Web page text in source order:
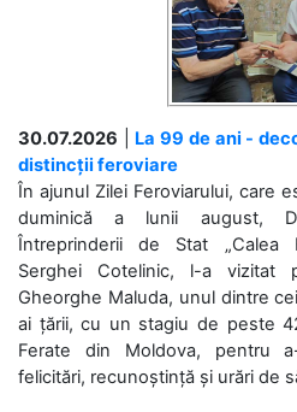
30.07.2026
La 99 de ani -
distincții feroviare
În ajunul Zilei Feroviarului, care
duminică a lunii august,
Întreprinderii de Stat „Calea
Serghei Cotelinic, l-a vizitat
Gheorghe Maluda, unul dintre
ai țării, cu un stagiu de peste
Ferate din Moldova, pentru
felicitări, recunoștință și urări de